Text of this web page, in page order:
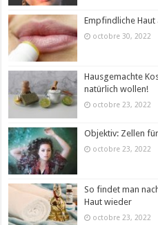
Empfindliche
octobre 30, 2022
Hausgemachte
natürlich wollen!
octobre 23, 2022
Objektiv: Zellen
octobre 23, 2022
So findet man
Haut wieder
octobre 23, 2022